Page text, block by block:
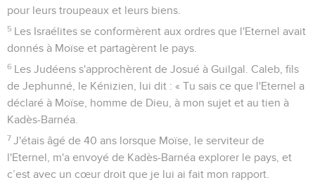
pour leurs troupeaux et leurs biens.
5 Les Israélites se conformèrent aux ordres que l'Eternel avait
donnés à Moïse et partagèrent le pays.
6 Les Judéens s'approchèrent de Josué à Guilgal. Caleb, fils
de Jephunné, le Kénizien, lui dit : « Tu sais ce que l'Eternel a
déclaré à Moïse, homme de Dieu, à mon sujet et au tien à
Kadès-Barnéa.
7 J'étais âgé de 40 ans lorsque Moïse, le serviteur de
l'Eternel, m'a envoyé de Kadès-Barnéa explorer le pays, et
c’est avec un cœur droit que je lui ai fait mon rapport.